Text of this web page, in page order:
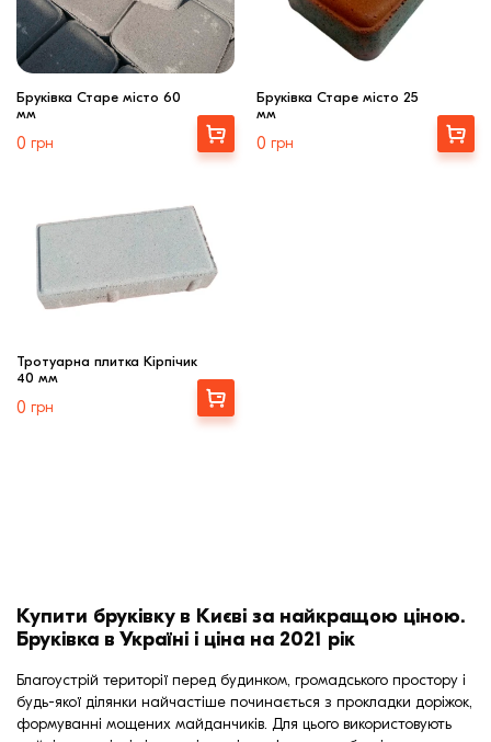
Бруківка Старе місто 60
мм
0 грн
Купити
Бруківка Старе місто 25
мм
0 грн
Купити
Тротуарна плитка Кірпічик
40 мм
0 грн
Купити
Купити бруківку в Києві за найкращою ціною.
Бруківка в Україні і ціна на 2021 рік
Благоустрій території перед будинком, громадського простору і
будь-якої ділянки найчастіше починається з прокладки доріжок,
формуванні мощених майданчиків. Для цього використовують